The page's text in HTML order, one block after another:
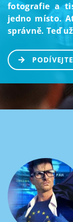
fotografie a
jedno místo.
správně. Teď